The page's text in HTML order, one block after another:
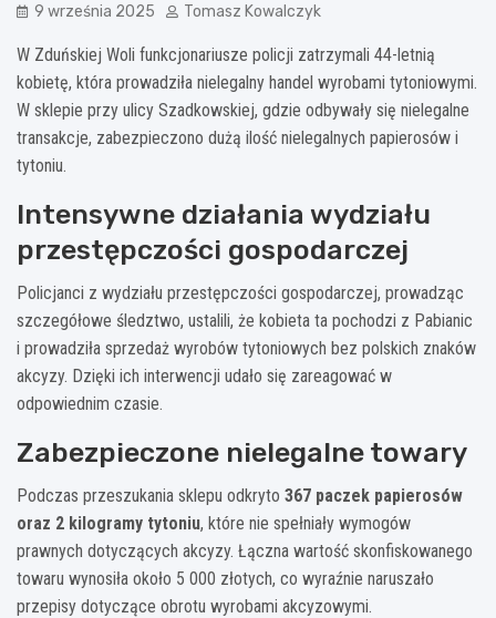
9 września 2025 Tomasz Kowalczyk
W Zduńskiej Woli funkcjonariusze policji zatrzymali 44-letnią
kobietę, która prowadziła nielegalny handel wyrobami tytoniowymi.
W sklepie przy ulicy Szadkowskiej, gdzie odbywały się nielegalne
transakcje, zabezpieczono dużą ilość nielegalnych papierosów i
tytoniu.
Intensywne działania wydziału
przestępczości gospodarczej
Policjanci z wydziału przestępczości gospodarczej, prowadząc
szczegółowe śledztwo, ustalili, że kobieta ta pochodzi z Pabianic
i prowadziła sprzedaż wyrobów tytoniowych bez polskich znaków
akcyzy. Dzięki ich interwencji udało się zareagować w
odpowiednim czasie.
Zabezpieczone nielegalne towary
Podczas przeszukania sklepu odkryto 367 paczek papierosów
oraz 2 kilogramy tytoniu, które nie spełniały wymogów
prawnych dotyczących akcyzy. Łączna wartość skonfiskowanego
towaru wynosiła około 5 000 złotych, co wyraźnie naruszało
przepisy dotyczące obrotu wyrobami akcyzowymi.